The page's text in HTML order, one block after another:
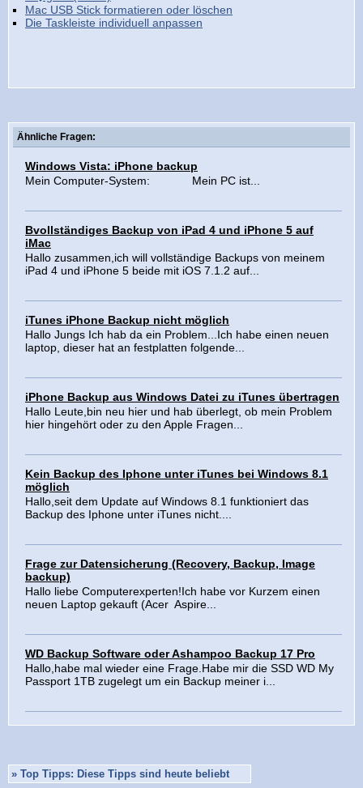
Mac USB Stick formatieren oder löschen
Die Taskleiste individuell anpassen
Ähnliche Fragen:
Windows Vista: iPhone backup
Mein Computer-System: Mein PC ist...
Bvollständiges Backup von iPad 4 und iPhone 5 auf
iMac
Hallo zusammen,ich will vollständige Backups von meinem
iPad 4 und iPhone 5 beide mit iOS 7.1.2 auf...
iTunes iPhone Backup nicht möglich
Hallo Jungs Ich hab da ein Problem...Ich habe einen neuen
laptop, dieser hat an festplatten folgende...
iPhone Backup aus Windows Datei zu iTunes übertragen
Hallo Leute,bin neu hier und hab überlegt, ob mein Problem
hier hingehört oder zu den Apple Fragen...
Kein Backup des Iphone unter iTunes bei Windows 8.1
möglich
Hallo,seit dem Update auf Windows 8.1 funktioniert das
Backup des Iphone unter iTunes nicht....
Frage zur Datensicherung (Recovery, Backup, Image
backup)
Hallo liebe Computerexperten!Ich habe vor Kurzem einen
neuen Laptop gekauft (Acer Aspire...
WD Backup Software oder Ashampoo Backup 17 Pro
Hallo,habe mal wieder eine Frage.Habe mir die SSD WD My
Passport 1TB zugelegt um ein Backup meiner i...
» Top Tipps: Diese Tipps sind heute beliebt